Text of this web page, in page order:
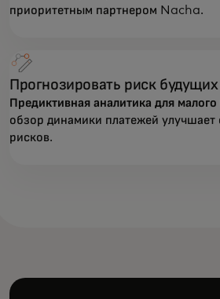
приоритетным партнером Nacha.
Прогнозировать риск
Предиктивная аналитика для
обзор динамики платежей
рисков.